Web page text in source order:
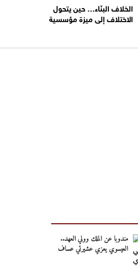
الخلاف البنّاء… حين يتحول
الاختلاف إلى ميزة مؤسسية
مندوبا عن الملك وولي العهد..
العيسوي يعزي عشيرتي عساف